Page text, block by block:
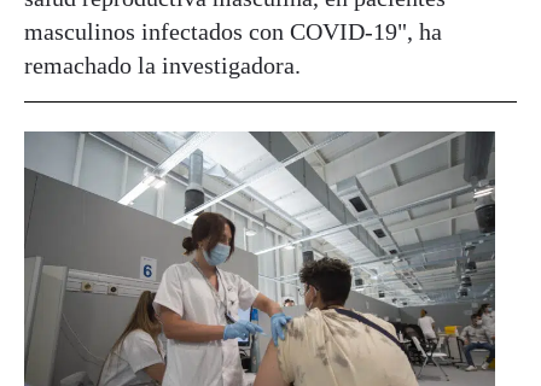
masculinos infectados con COVID-19", ha
remachado la investigadora.